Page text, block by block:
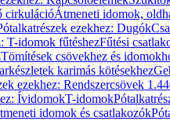
cirkulációÁtmeneti idomok,
ezekhez: Dugók
T-idomok fűtéshezFűtési
Tömítések csövekhez és
karimás kötésekhez
ezekhez: Rendszercsövek
ÍvidomokT-idomok
idomok és csatlakozók